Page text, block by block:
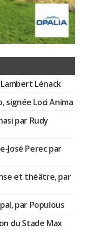
Lénack
signée Loci Anima
par Rudy
José Perec par
et théâtre, par
par Populous
du Stade Max